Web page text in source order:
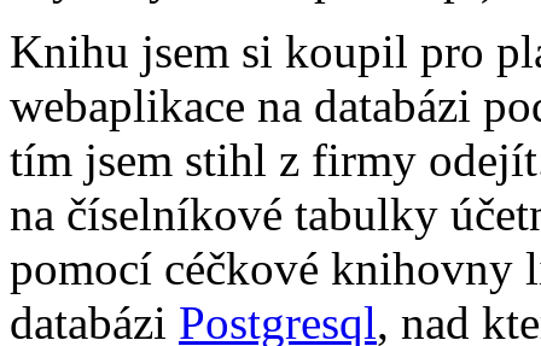
Knihu jsem si koupil pro
webaplikace na databázi
tím jsem stihl z firmy
na číselníkové tabulky
pomocí céčkové knihovny
databázi Postgresql, nad